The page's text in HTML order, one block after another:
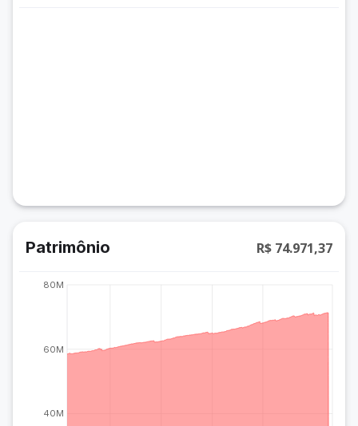
Patrimônio R$ 74.971,37
40M
60M
80M